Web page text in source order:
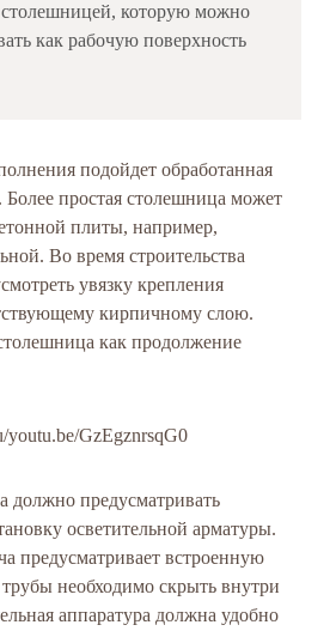
столешницей, которую можно
как рабочую поверхность
подойдет обработанная
Более простая столешница может
плиты, например,
Во время строительства
увязку крепления
кирпичному слою.
как продолжение
youtu.be/GzEgznrsqG0
должно предусматривать
осветительной арматуры.
предусматривает встроенную
необходимо скрыть внутри
аппаратура должна удобно